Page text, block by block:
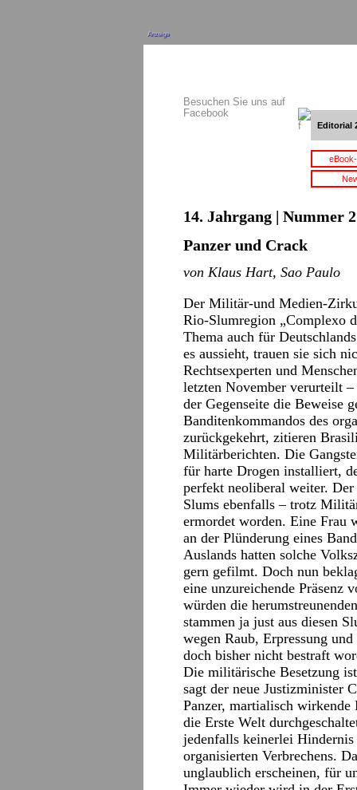
Anzeige
Besuchen Sie uns auf
Facebook
Editorial
14. Jahrgang | Nummer
Panzer und Crack
von Klaus Hart, Sao Paulo
Der Militär-und Medien-
Rio-Slumregion „Complexo
Thema auch für
es aussieht, trauen sie sich
Rechtsexperten und
letzten November verurteilt –
der Gegenseite die Beweise
Banditenkommandos des
zurückgekehrt, zitieren
Militärberichten. Die
für harte Drogen installiert,
perfekt neoliberal weiter. Der
Slums ebenfalls – trotz
ermordet worden. Eine Frau
an der Plünderung eines
Auslands hatten solche
gern gefilmt. Doch nun
eine unzureichende Präsenz
würden die
stammen ja just aus diesen
wegen Raub, Erpressung
doch bisher nicht bestraft
Die militärische Besetzung
sagt der neue Justizminister
Panzer, martialisch
die Erste Welt
jedenfalls keinerlei
organisierten Verbrechens.
unglaublich erscheinen, für